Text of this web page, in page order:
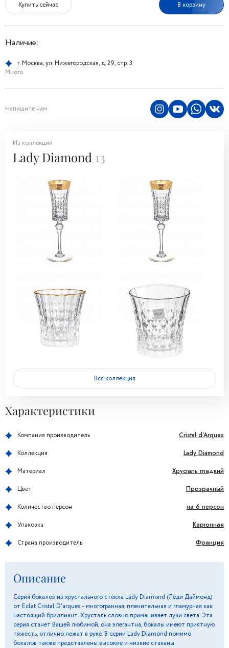
Купить сейчас В корзину
Наличие:
г. Москва, ул. Нижегородская, д. 29, стр. 3
Много
Напишите нам
Из коллекции
Lady Diamond 13
Вся коллекция
Характеристики
Компания производитель Cristal d’Arques
Коллекция Lady Diamond
Материал Хрусталь гладкий
Цвет Прозрачный
Количество персон на 6 персон
Упаковка Картонная
Страна производитель Франция
Описание
Серия бокалов из хрустального стекла Lady Diamond (Леди Даймонд)
от Eclat Cristal D'arques – многогранная, пленительная и гламурная как
настоящий бриллиант. Хрусталь словно приманивает лучи света. Эта
серия станет Вашей любимой, она элегантна, бокалы имеют приятную
тяжесть, отлично лежат в руке. В серии Lady Diamond помимо
бокалов также представлены высокие и низкие стаканы.